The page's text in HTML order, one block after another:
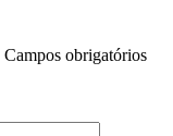
Campos obrigatórios